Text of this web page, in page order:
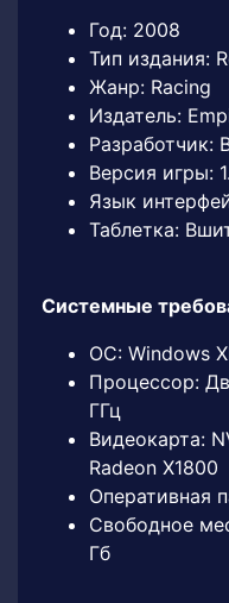
Год: 2008
Тип издания:
Жанр: Racing
Издатель:
Разработчик:
Версия игры:
Язык
Таблетка:
Системные
ОС: Windows
Процессор:
ГГц
Видеокарта:
Radeon X1800
Оперативная
Свободное
Гб